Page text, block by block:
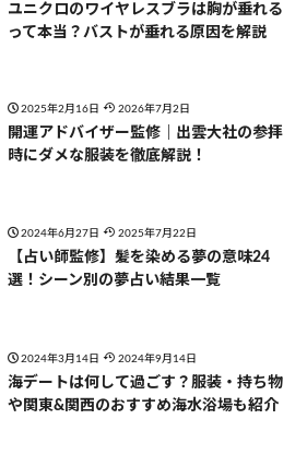
ユニクロのワイヤレスブラは胸が垂れる
って本当？バストが垂れる原因を解説
2025年2月16日 2026年7月2日
開運アドバイザー監修｜出雲大社の参拝
時にダメな服装を徹底解説！
2024年6月27日 2025年7月22日
【占い師監修】髪を染める夢の意味24
選！シーン別の夢占い結果一覧
2024年3月14日 2024年9月14日
海デートは何して過ごす？服装・持ち物
や関東&関西のおすすめ海水浴場も紹介